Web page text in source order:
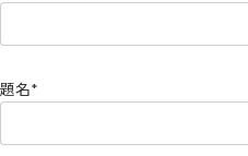
題名*